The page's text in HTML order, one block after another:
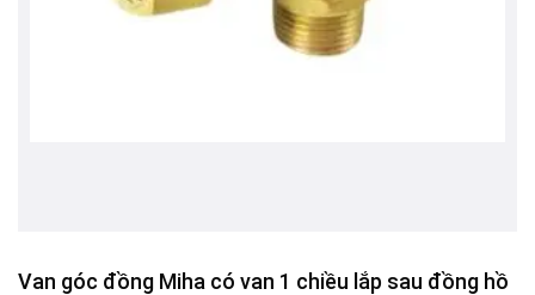
Van góc đồng Miha có van 1 chiều lắp sau đồng hồ